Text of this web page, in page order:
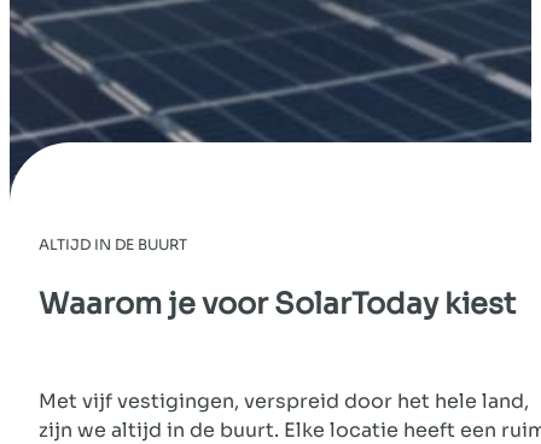
ALTIJD IN DE BUURT
Waarom je voorSolarTodaykiest
Met vijf vestigingen, verspreid door het hele land,
zijn we altijd in de buurt. Elke locatie heeft een